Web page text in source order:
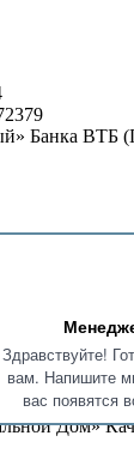
Здравствуйте!
вам. Напишите
вас появятся
Банка ВТБ
Дом»